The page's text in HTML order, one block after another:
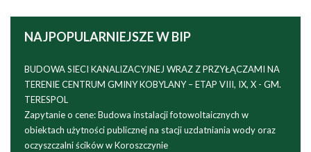
NAJPOPULARNIEJSZEW BIP
BUDOWA SIECI KANALIZACYJNEJ WRAZ Z PRZYŁĄCZAMI NA
TERENIE CENTRUM GMINY KOBYLANY – ETAP VIII, IX, X - GM.
TERESPOL
Zapytanie o cene: Budowa instalacji fotowoltaicznych w
obiektach użytności publicznej na stacji uzdatniania wody oraz
oczyszczalni ścików w Koroszczynie